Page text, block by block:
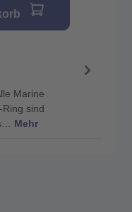
Marine
sind
Mehr